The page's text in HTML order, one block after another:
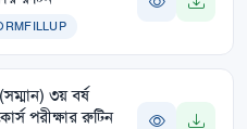
৩য় বর্ষ
পরীক্ষার রুটিন